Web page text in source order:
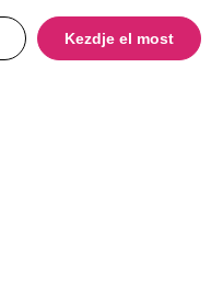
Kezdje el most